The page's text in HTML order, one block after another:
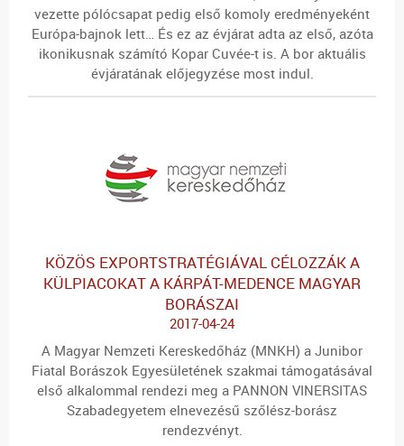
vezette pólócsapat pedig első komoly eredményeként
Európa-bajnok lett… És ez az évjárat adta az első, azóta
ikonikusnak számító Kopar Cuvée-t is. A bor aktuális
évjáratának előjegyzése most indul.
KÖZÖS EXPORTSTRATÉGIÁVAL CÉLOZZÁK A
KÜLPIACOKAT A KÁRPÁT-MEDENCE MAGYAR
BORÁSZAI
2017-04-24
A Magyar Nemzeti Kereskedőház (MNKH) a Junibor
Fiatal Borászok Egyesületének szakmai támogatásával
első alkalommal rendezi meg a PANNON VINERSITAS
Szabadegyetem elnevezésű szőlész-borász
rendezvényt.